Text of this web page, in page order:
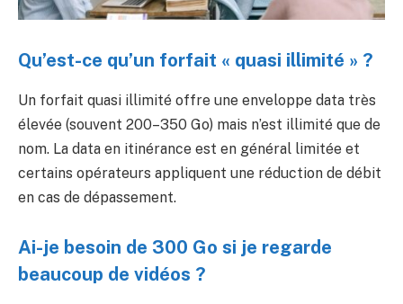
Qu’est-ce qu’un forfait « quasi illimité » ?
Un forfait quasi illimité offre une enveloppe data très
élevée (souvent 200–350 Go) mais n’est illimité que de
nom. La data en itinérance est en général limitée et
certains opérateurs appliquent une réduction de débit
en cas de dépassement.
Ai-je besoin de 300 Go si je regarde
beaucoup de vidéos ?